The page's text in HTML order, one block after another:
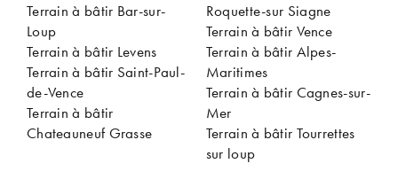
Terrain à bâtir Bar-sur-
Loup
Terrain à bâtir Levens
Terrain à bâtir Saint-Paul-
de-Vence
Terrain à bâtir
Chateauneuf Grasse
Roquette-sur Siagne
Terrain à bâtir Vence
Terrain à bâtir Alpes-
Maritimes
Terrain à bâtir Cagnes-sur-
Mer
Terrain à bâtir Tourrettes
sur loup